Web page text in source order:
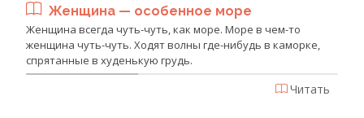
Женщина — особенное море
Женщина всегда чуть-чуть, как море. Море в чем-то
женщина чуть-чуть. Ходят волны где-нибудь в каморке,
спрятанные в худенькую грудь.
Читать